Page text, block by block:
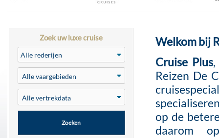
Zoek uw luxe cruise
Zoeken
Welkom bij
Cruise Plus
Reizen De
op de
daarom